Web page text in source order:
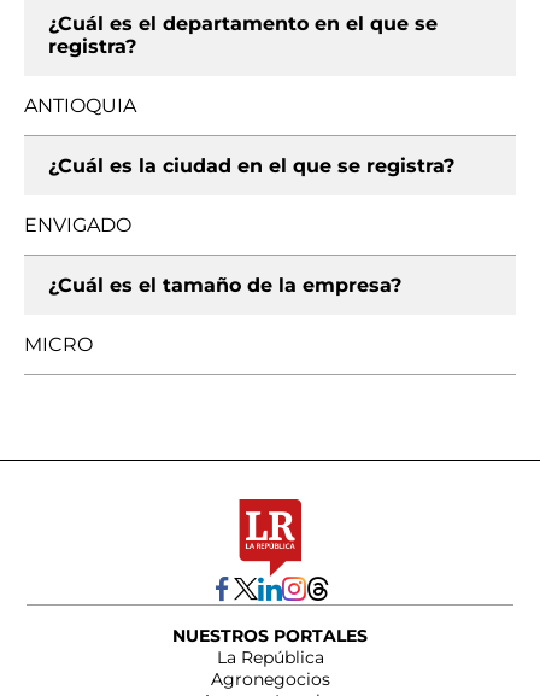
¿Cuál es el departamento en el que se
registra?
ANTIOQUIA
¿Cuál es la ciudad en el que se registra?
ENVIGADO
¿Cuál es el tamaño de la empresa?
MICRO
NUESTROS PORTALES
La República
Agronegocios